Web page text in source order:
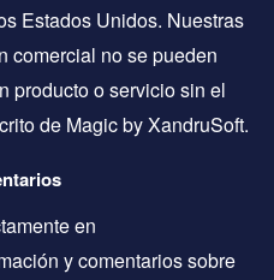
Estados Unidos. Nuestras
comercial no se pueden
producto o servicio sin el
de Magic by XandruSoft.
en
y comentarios sobre